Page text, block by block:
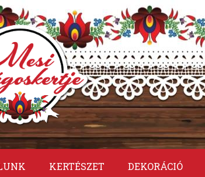
KERTÉSZET DEKORÁCIÓ